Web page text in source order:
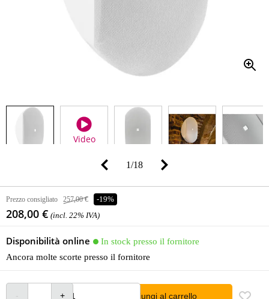
Video
1/18
Prezzo consigliato 257,00 € -19%
208,00 € (incl. 22% IVA)
Disponibilità online
In stock presso il fornitore
Ancora molte scorte presso il fornitore
Aggiungi al carrello